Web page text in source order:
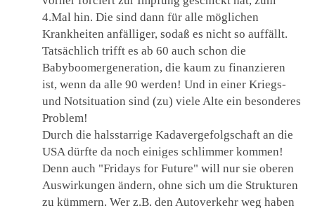
4.Mal hin. Die sind dann für alle möglichen
Krankheiten anfälliger, sodaß es nicht so auffällt.
Tatsächlich trifft es ab 60 auch schon die
Babyboomergeneration, die kaum zu finanzieren
ist, wenn da alle 90 werden! Und in einer Kriegs-
und Notsituation sind (zu) viele Alte ein besonderes
Problem!
Durch die halsstarrige Kadavergefolgschaft an die
USA dürfte da noch einiges schlimmer kommen!
Denn auch "Fridays for Future" will nur sie oberen
Auswirkungen ändern, ohne sich um die Strukturen
zu kümmern. Wer z.B. den Autoverkehr weg haben